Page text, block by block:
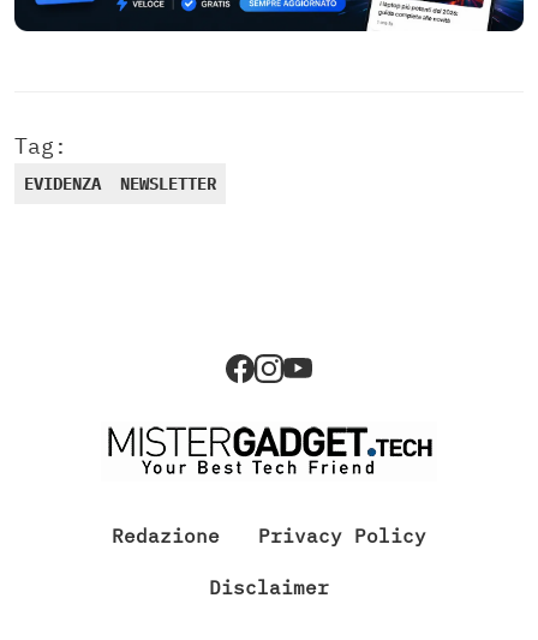
Tag:
EVIDENZA NEWSLETTER
Redazione Privacy Policy
Disclaimer